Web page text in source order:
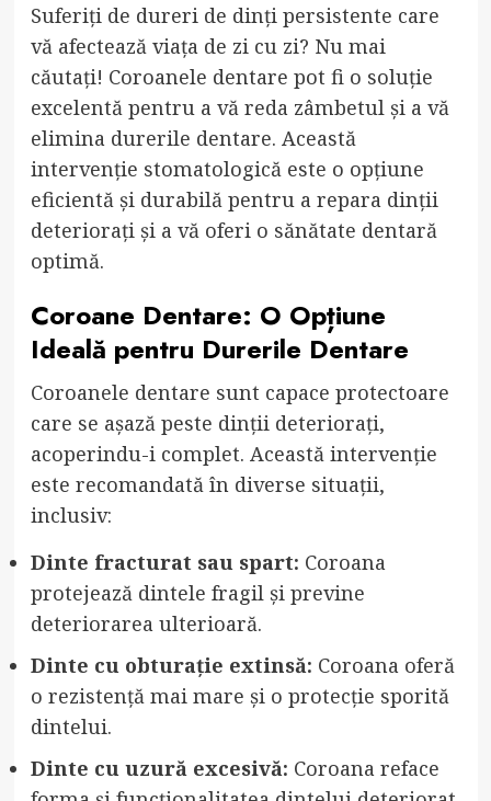
Suferiți de dureri de dinți persistente care
vă afectează viața de zi cu zi? Nu mai
căutați! Coroanele dentare pot fi o soluție
excelentă pentru a vă reda zâmbetul și a vă
elimina durerile dentare. Această
intervenție stomatologică este o opțiune
eficientă și durabilă pentru a repara dinții
deteriorați și a vă oferi o sănătate dentară
optimă.
Coroane Dentare: O Opțiune
Ideală pentru Durerile Dentare
Coroanele dentare sunt capace protectoare
care se așază peste dinții deteriorați,
acoperindu-i complet. Această intervenție
este recomandată în diverse situații,
inclusiv:
Dinte fracturat sau spart: Coroana
protejează dintele fragil și previne
deteriorarea ulterioară.
Dinte cu obturație extinsă: Coroana oferă
o rezistență mai mare și o protecție sporită
dintelui.
Dinte cu uzură excesivă: Coroana reface